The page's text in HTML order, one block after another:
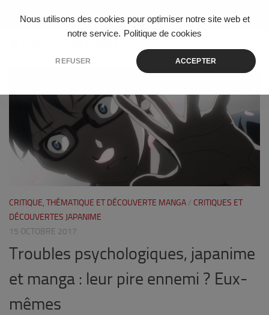
Nous utilisons des cookies pour optimiser notre site web et
notre service. Politique de cookies
REFUSER ACCEPTER
Skip to content
CRITIQUE, THÉMATIQUE ET DÉCOUVERTE MANGA / CRITIQUES ET
DÉCOUVERTES JAPANIME
15 OCTOBRE 2017
Troubles psychologiques, japanime
et manga : leur pire ennemi ? Eux-
mêmes